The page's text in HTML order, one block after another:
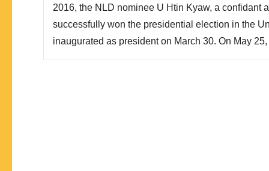
2016, the NLD nominee U Htin Kyaw, a confidant
successfully won the presidential election in the
inaugurated as president on March 30. On May
announced the final list of 21 ministers to assume